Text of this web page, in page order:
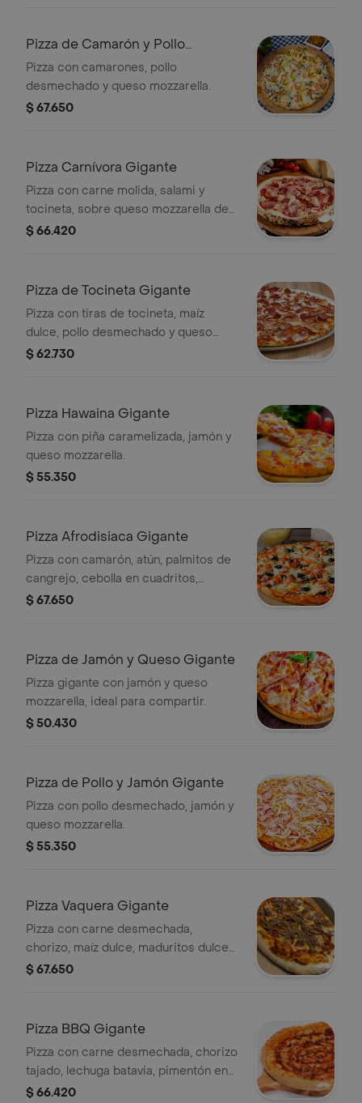
Pizza de Camarón y Pollo
Gigante
Pizza con camarones, pollo
desmechado y queso mozzarella.
$ 67.650
Pizza Carnívora Gigante
Pizza con carne molida, salami y
tocineta, sobre queso mozzarella de
la casa.
$ 66.420
Pizza de Tocineta Gigante
Pizza con tiras de tocineta, maíz
dulce, pollo desmechado y queso
mozzarella.
$ 62.730
Pizza Hawaina Gigante
Pizza con piña caramelizada, jamón y
queso mozzarella.
$ 55.350
Pizza Afrodisiaca Gigante
Pizza con camarón, atún, palmitos de
cangrejo, cebolla en cuadritos,
pimentón en cuadritos y queso
$ 67.650
Pizza de Jamón y Queso Gigante
Pizza gigante con jamón y queso
mozzarella, ideal para compartir.
$ 50.430
Pizza de Pollo y Jamón Gigante
Pizza con pollo desmechado, jamón y
queso mozzarella.
$ 55.350
Pizza Vaquera Gigante
Pizza con carne desmechada,
chorizo, maíz dulce, maduritos dulces
y queso mozzarella.
$ 67.650
Pizza BBQ Gigante
Pizza con carne desmechada, chorizo
tajado, lechuga batavia, pimentón en
tiras y salsa bbq.
$ 66.420